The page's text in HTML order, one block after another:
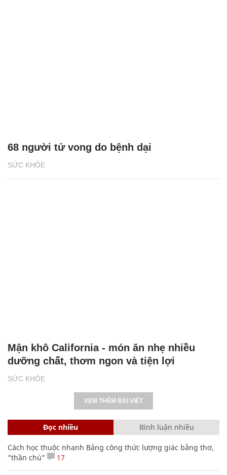
SỨC KHỎE
68 người tử vong do bệnh dại
SỨC KHỎE
Mận khô California - món ăn nhẹ nhiều
dưỡng chất, thơm ngon và tiện lợi
XEM THÊM BÀI VIẾT
Đọc nhiều Bình luận nhiều
Cách học thuộc nhanh Bảng công thức lượng giác bằng thơ,
"thần chú"
17